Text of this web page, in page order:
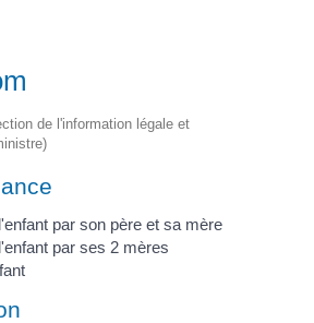
de l'information légale et
par son père et sa mère
par ses 2 mères